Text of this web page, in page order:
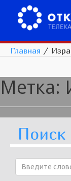
Главная /
Метка:
Поиск